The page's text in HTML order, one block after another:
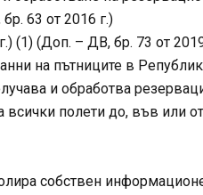
63 от 2016 г.)
(1) (Доп. – ДВ, бр. 73 от
на пътниците в
и обработва
всички полети до, във или
собствен